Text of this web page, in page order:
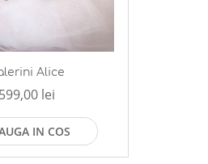
Alice
599,00 lei
IN COS